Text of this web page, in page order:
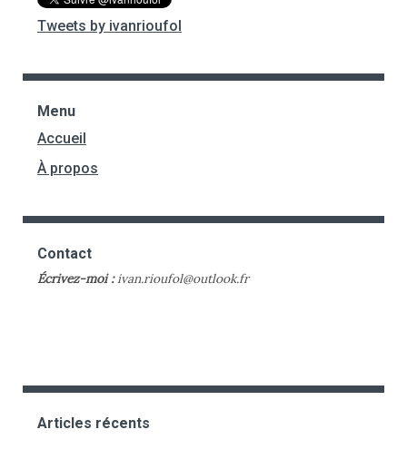
Tweets by ivanrioufol
Menu
Accueil
À propos
Contact
Écrivez-moi :ivan.rioufol@outlook.fr
Articles récents